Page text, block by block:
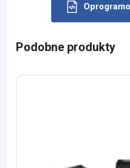
Podobne produkty